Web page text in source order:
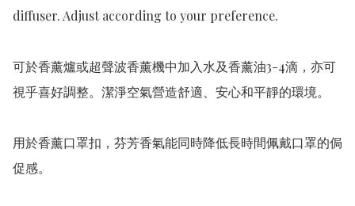
diffuser. Adjust according to your preference.
可於香薰爐或超聲波香薰機中加入水及香薰油3-4滴，亦可
視乎喜好調整。潔淨空氣營造舒適、安心和平靜的環境。
用於香薰口罩扣，芬芳香氣能同時降低長時間佩戴口罩的侷
促感。